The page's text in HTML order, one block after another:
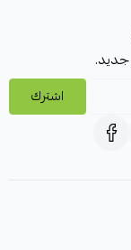
جديد.
اشترك